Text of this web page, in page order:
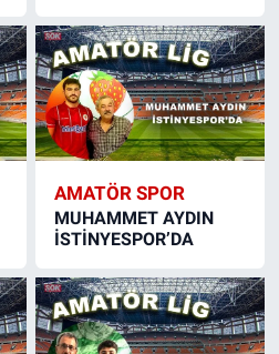
AMATÖR SPOR
MUHAMMET AYDIN
İSTİNYESPOR’DA